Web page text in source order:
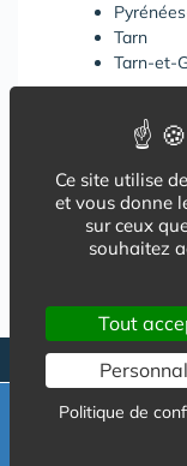
Tarn
Tarn-et-
gratuit
Ce site utilise
et vous donne
sur ceux
souhaitez
Tout
Politique de